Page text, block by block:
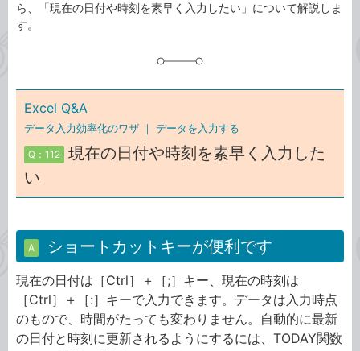
ら、「現在の日付や時刻を素早く入力したい」について解説しま
す。
Excel Q&A
データ入力効率化のワザ ｜ データを入力する
Q：112
現在の日付や時刻を素早く入力した
い
A ショートカットキーが便利です
現在の日付は［Ctrl］＋［;］キー、現在の時刻は
［Ctrl］＋［:］キーで入力できます。データは入力時点
のもので、時間がたっても変わりません。自動的に最新
の日付と時刻に更新されるようにするには、TODAY関数